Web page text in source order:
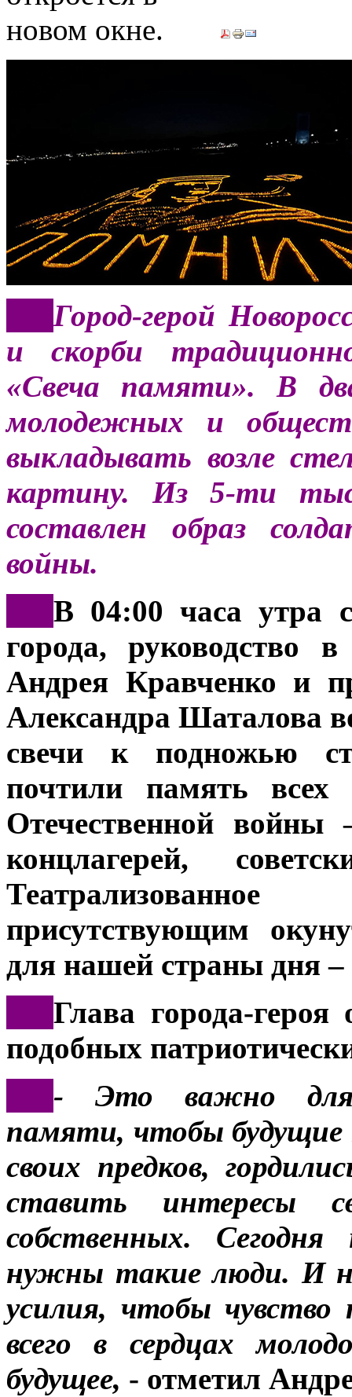
Город-герой
и скорби
«Cвеча памяти». В
молодежных и
выкладывать возле
картину. Из 5-ти
составлен образ
войны.
В 04:00 часа утра
города, руководство
Андрея Кравченко и
Александра Шаталова
свечи к подножью
почтили память
Отечественной
концлагерей,
Театрализованное
присутствующим
для нашей страны дня –
Глава города-
подобных
- Это важно для
памяти, чтобы будущие
своих предков,
ставить интересы
собственных.
нужны такие люди. И
усилия, чтобы
всего в сердцах
будущее, - отметил